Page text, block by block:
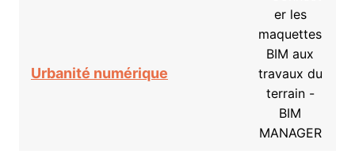
Urbanité numérique